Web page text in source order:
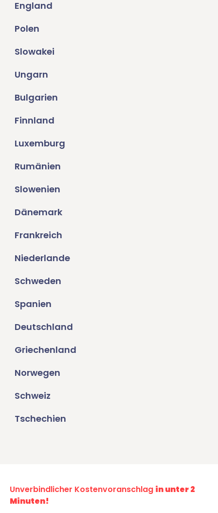
England
Polen
Slowakei
Ungarn
Bulgarien
Finnland
Luxemburg
Rumänien
Slowenien
Dänemark
Frankreich
Niederlande
Schweden
Spanien
Deutschland
Griechenland
Norwegen
Schweiz
Tschechien
Unverbindlicher Kostenvoranschlag in unter 2
Minuten!